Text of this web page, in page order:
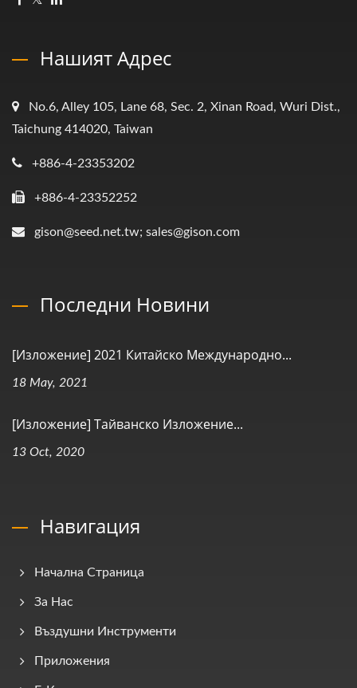
Нашият Адрес
No.6, Alley 105, Lane 68, Sec. 2, Xinan Road, Wuri Dist.,
Taichung 414020, Taiwan
+886-4-23353202
+886-4-23352252
gison@seed.net.tw; sales@gison.com
Последни Новини
[Изложение] 2021 Китайско Международно...
18 May, 2021
[Изложение] Тайванско Изложение...
13 Oct, 2020
Навигация
Начална Страница
За Нас
Въздушни Инструменти
Приложения